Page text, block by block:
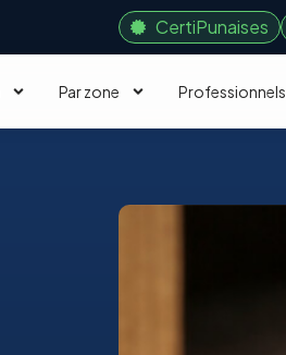
CertiPunaises
Par zone Professionnels